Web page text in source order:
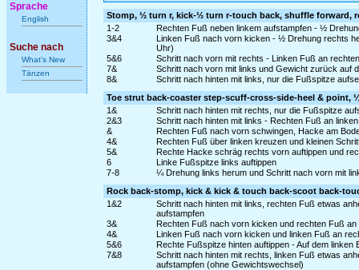
Sprache
English
Suche nach
What's New
Tänzen
Stomp, ½ turn r, kick-½ turn r-touch back, shuffle forward,
1-2
Rechten Fuß neben linkem aufstampfen - ½
3&4
Linken Fuß nach vorn kicken - ½ Drehung rechts
Uhr)
5&6
Schritt nach vorn mit rechts - Linken Fuß an
7&
Schritt nach vorn mit links und Gewicht zurück auf
8&
Schritt nach hinten mit links, nur die Fußspitze
Toe strut back-coaster step-scuff-cross-side-heel & point,
1&
Schritt nach hinten mit rechts, nur die Fußspitze
2&3
Schritt nach hinten mit links - Rechten Fuß an
&
Rechten Fuß nach vorn schwingen, Hacke am
4&
Rechten Fuß über linken kreuzen und kleinen
5&
Rechte Hacke schräg rechts vorn auftippen und
6
Linke Fußspitze links auftippen
7-8
¼ Drehung links herum und Schritt nach vorn mit
Rock back-stomp, kick & kick & touch back-scoot back-
1&2
Schritt nach hinten mit links, rechten Fuß etwas
aufstampfen
3&
Rechten Fuß nach vorn kicken und rechten Fuß an
4&
Linken Fuß nach vorn kicken und linken Fuß an
5&6
Rechte Fußspitze hinten auftippen - Auf dem
7&8
Schritt nach hinten mit rechts, linken Fuß etwas
aufstampfen (ohne Gewichtswechsel)